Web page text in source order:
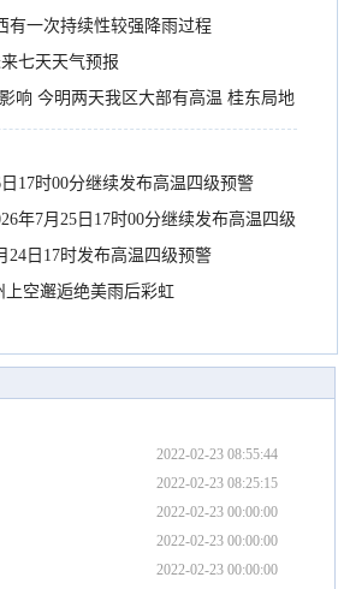
有一次持续性较强降雨过程
七天天气预报
响 今明两天我区大部有高温 桂东局地
17时00分继续发布高温四级预警
年7月25日17时00分继续发布高温四级
24日17时发布高温四级预警
上空邂逅绝美雨后彩虹
2022-02-23 08:55:44
2022-02-23 08:25:15
2022-02-23 00:00:00
2022-02-23 00:00:00
2022-02-23 00:00:00